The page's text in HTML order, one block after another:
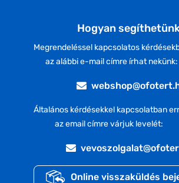
Hogyan
Megrendeléssel kapcsolatos
az alábbi e-mail címre írhat nekünk:
Általános kérdésekkel kapcsolatban
az email címre várjuk levelét:
Online visszaküldés